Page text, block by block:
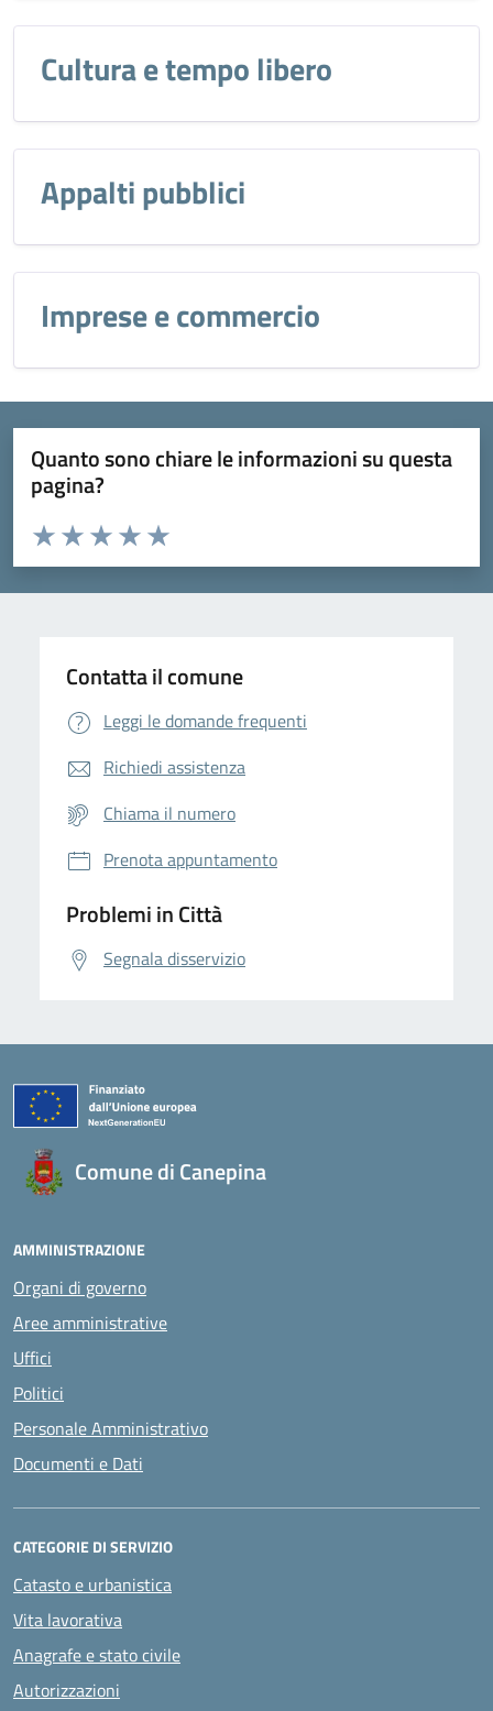
Cultura e tempo libero
Appalti pubblici
Imprese e commercio
Quanto sono chiare le informazioni su questa
pagina?
Domanda
Valuta da 1 a 5 stelle la pagina
Valuta 5 stelle su 5
Valuta 4 stelle su 5
Valuta 3 stelle su 5
Valuta 2 stelle su 5
Valuta 1 stelle su 5
Contatta il comune
Leggi le domande frequenti
Richiedi assistenza
Chiama il numero
Prenota appuntamento
Problemi in Città
Segnala disservizio
Comune di Canepina
AMMINISTRAZIONE
Organi di governo
Aree amministrative
Uffici
Politici
Personale Amministrativo
Documenti e Dati
CATEGORIE DI SERVIZIO
Catasto e urbanistica
Vita lavorativa
Anagrafe e stato civile
Autorizzazioni